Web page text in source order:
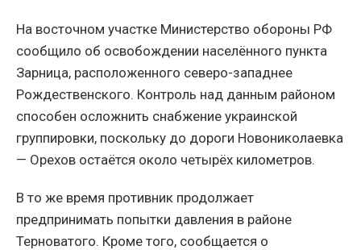
На восточном участке Министерство обороны РФ
сообщило об освобождении населённого пункта
Зарница, расположенного северо-западнее
Рождественского. Контроль над данным районом
способен осложнить снабжение украинской
группировки, поскольку до дороги Новониколаевка
— Орехов остаётся около четырёх километров.
В то же время противник продолжает
предпринимать попытки давления в районе
Терноватого. Кроме того, сообщается о